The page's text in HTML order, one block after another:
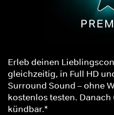
Erleb deinen
gleichzeitig, in Full HD
Surround Sound – ohne
kostenlos testen.
kündbar.*